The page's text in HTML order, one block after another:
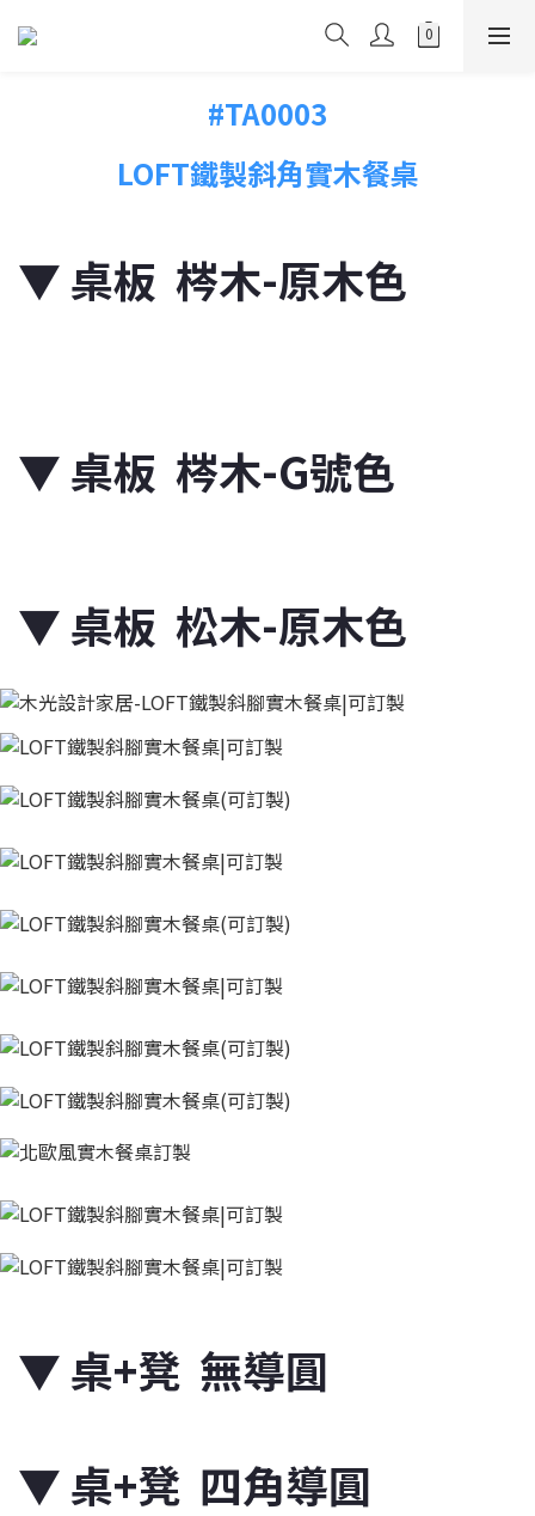
#TA0003
LOFT鐵製斜角實木餐桌
▼桌板 梣木-原木色
▼桌板 梣木-G號色
▼桌板 松木-原木色
▼桌+凳 無導圓
▼桌+凳 四角導圓